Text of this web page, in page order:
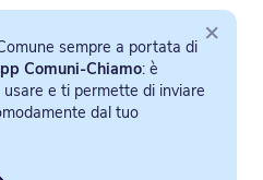
sempre a portata di
Comuni-Chiamo: è
e ti permette di inviare
dal tuo
×